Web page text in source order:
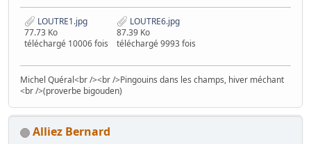
LOUTRE1.jpg
77.73 Ko
téléchargé 10006 fois
LOUTRE6.jpg
87.39 Ko
téléchargé 9993 fois
Michel Quéral<br /><br />Pingouins dans les champs, hiver méchant
<br />(proverbe bigouden)
Alliez Bernard